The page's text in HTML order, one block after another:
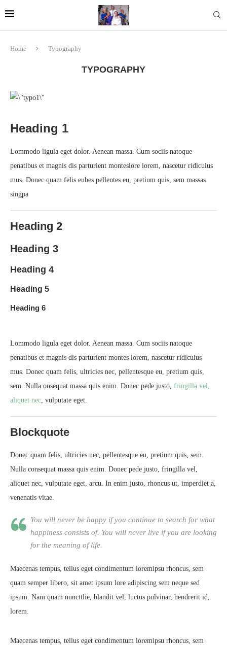
Home Typography
TYPOGRAPHY
Heading 1
Lommodo ligula eget dolor. Aenean massa. Cum sociis natoque
penatibus et magnis dis parturient monteslore lorem, nascetur ridiculus
mus. Donec quam felis eubes pellentes eu, pretium quis, sem massas
singpa
Heading 2
Heading 3
Heading 4
Heading 5
Heading 6
Lommodo ligula eget dolor. Aenean massa. Cum sociis natoque
penatibus et magnis dis parturient montes lorem, nascetur ridiculus
mus. Donec quam felis, ultricies nec, pellentesque eu, pretium quis,
sem. Nulla onsequat massa quis enim. Donec pede justo, fringilla vel,
aliquet nec , vulputate eget.
Blockquote
Donec quam felis, ultricies nec, pellentesque eu, pretium quis, sem.
Nulla consequat massa quis enim. Donec pede justo, fringilla vel,
aliquet nec, vulputate eget, arcu. In enim justo, rhoncus ut, imperdiet a,
venenatis vitae.
You will never be happy if you continue to search for what
happiness consists of. You will never live if you are looking
for the meaning of life.
Maecenas tempus, tellus eget condimentum loremipsu rhoncus, sem
quam semper libero, sit amet ipsum lore adipiscing sem neque sed
ipsum. Nam quam nuncttlie, blandit vel, luctus pulvinar, hendrerit id,
lorem.
Maecenas tempus, tellus eget condimentum loremipsu rhoncus, sem